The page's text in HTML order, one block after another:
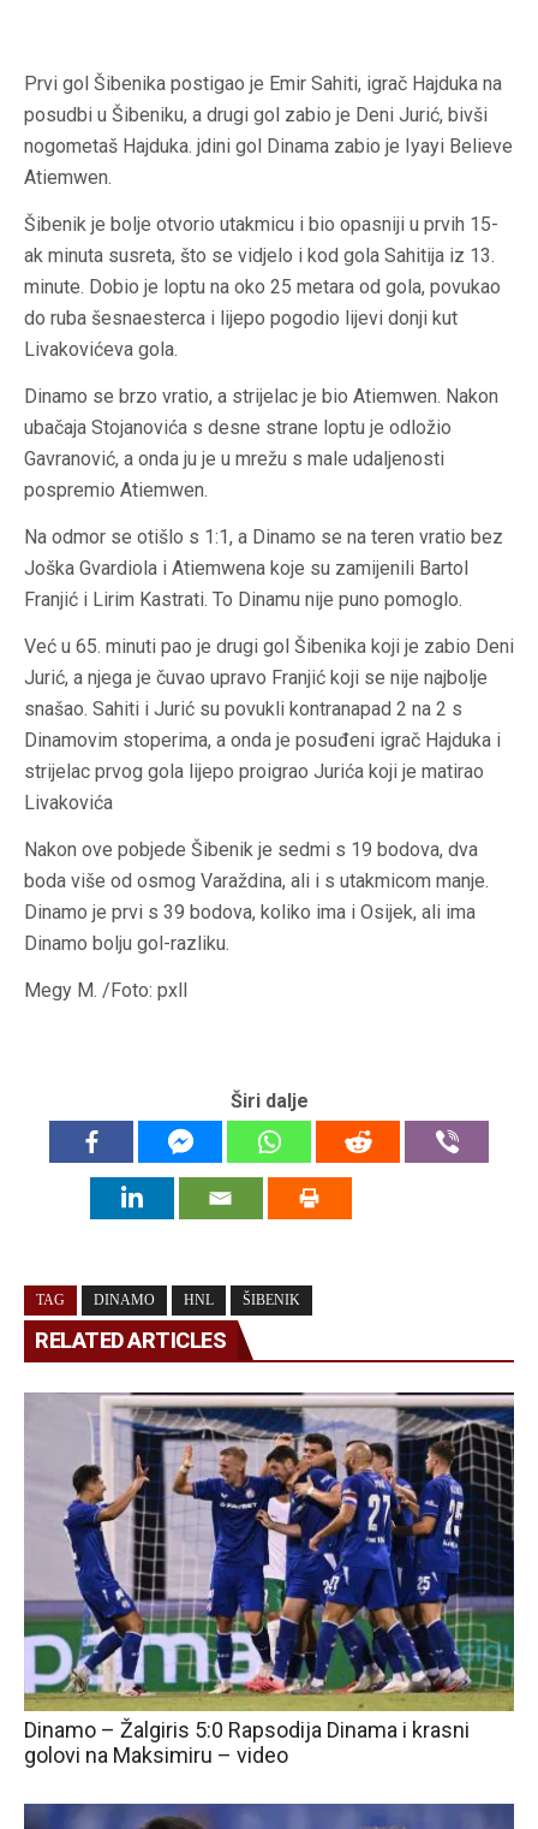
Prvi gol Šibenika postigao je Emir Sahiti, igrač Hajduka na
posudbi u Šibeniku, a drugi gol zabio je Deni Jurić, bivši
nogometaš Hajduka. jdini gol Dinama zabio je Iyayi Believe
Atiemwen.
Šibenik je bolje otvorio utakmicu i bio opasniji u prvih 15-
ak minuta susreta, što se vidjelo i kod gola Sahitija iz 13.
minute. Dobio je loptu na oko 25 metara od gola, povukao
do ruba šesnaesterca i lijepo pogodio lijevi donji kut
Livakovićeva gola.
Dinamo se brzo vratio, a strijelac je bio Atiemwen. Nakon
ubačaja Stojanovića s desne strane loptu je odložio
Gavranović, a onda ju je u mrežu s male udaljenosti
pospremio Atiemwen.
Na odmor se otišlo s 1:1, a Dinamo se na teren vratio bez
Joška Gvardiola i Atiemwena koje su zamijenili Bartol
Franjić i Lirim Kastrati. To Dinamu nije puno pomoglo.
Već u 65. minuti pao je drugi gol Šibenika koji je zabio Deni
Jurić, a njega je čuvao upravo Franjić koji se nije najbolje
snašao. Sahiti i Jurić su povukli kontranapad 2 na 2 s
Dinamovim stoperima, a onda je posuđeni igrač Hajduka i
strijelac prvog gola lijepo proigrao Jurića koji je matirao
Livakovića
Nakon ove pobjede Šibenik je sedmi s 19 bodova, dva
boda više od osmog Varaždina, ali i s utakmicom manje.
Dinamo je prvi s 39 bodova, koliko ima i Osijek, ali ima
Dinamo bolju gol-razliku.
Megy M. /Foto: pxll
Širi dalje
TAG DINAMO HNL ŠIBENIK
RELATED ARTICLES
Dinamo – Žalgiris 5:0 Rapsodija Dinama i krasni
golovi na Maksimiru – video